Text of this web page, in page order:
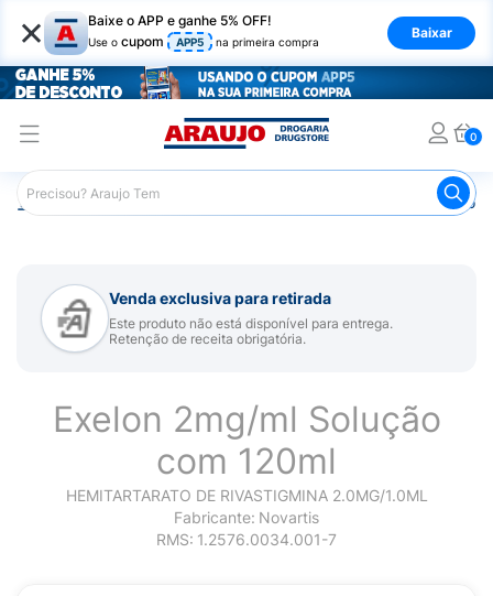
× Baixe o APP e ganhe 5% OFF!
Use o cupom APP5 na primeira compra
Baixar
0
Araujo Medicamentos Remédio para Sistema Nervoso
Venda exclusiva para retirada
Este produto não está disponível para entrega.
Retenção de receita obrigatória.
Exelon 2mg/ml Solução
com 120ml
HEMITARTARATO DE RIVASTIGMINA 2.0MG/1.0ML
Fabricante: Novartis
RMS: 1.2576.0034.001-7